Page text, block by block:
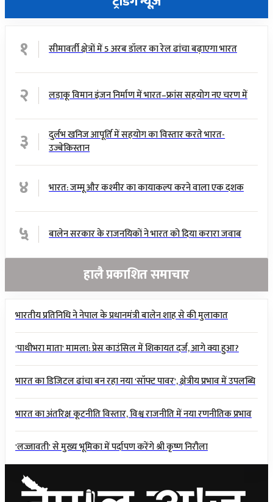
१ सीमावर्ती क्षेत्रों में 5 अरब डॉलर का रेल ढांचा बढ़ाएगा भारत
२ लड़ाकू विमान इंजन निर्माण में भारत–फ्रांस सहयोग नए चरण में
३
दुर्लभ खनिज आपूर्ति में सहयोग का विस्तार करते भारत-
उज्बेकिस्तान
४ भारत: जम्मू और कश्मीर का कायाकल्प करने वाला एक दशक
५ बालेन सरकार के राजनयिकों ने भारत को दिया करारा जवाब
हालै प्रकाशित समाचार
भारतीय प्रतिनिधि ने नेपाल के प्रधानमंत्री बालेन शाह से की मुलाकात
'पाथीभरा माता' मामला: प्रेस काउंसिल में शिकायत दर्ज, आगे क्या हुआ?
भारत का डिजिटल ढांचा बन रहा नया 'सॉफ्ट पावर', क्षेत्रीय प्रभाव में उपलब्धि
भारत का अंतरिक्ष कूटनीति विस्तार, विश्व राजनीति में नया रणनीतिक प्रभाव
'लज्जावती' से मुख्य भूमिका में पर्दापण करेंगे श्री कृष्ण निरौला